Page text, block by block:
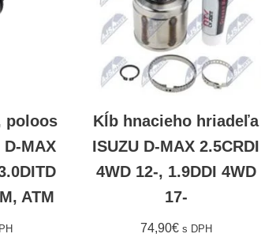
poloos
D-MAX
ATM
Kĺb hnacieho hriadeľa
ISUZU D-MAX 2.5CRDI
4WD 12-, 1.9DDI 4WD
17-
74,90€ s DPH